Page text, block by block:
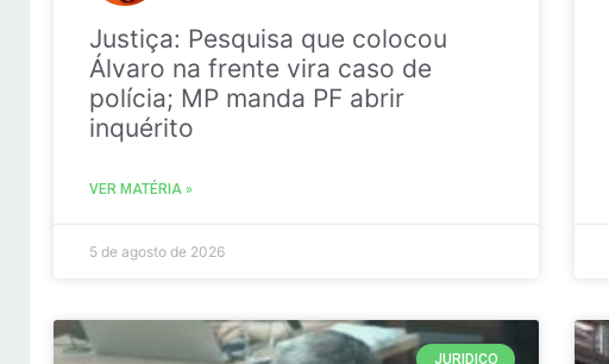
Justiça: Pesquisa que colocou
Álvaro na frente vira caso de
polícia; MP manda PF abrir
inquérito
VER MATÉRIA »
5 de agosto de 2026
JURIDICO